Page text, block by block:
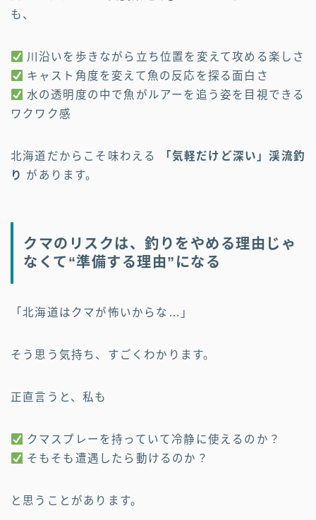
も、
川沿いを歩きながら立ち位置を変えて攻める楽しさ
キャスト角度を変えて魚の反応を探る面白さ
水の透明度の中で魚がルアーを追う姿を目視できる
ワクワク感
北海道だからこそ味わえる
「気軽だけど深い」渓流釣
り があります。
クマのリスクは、釣りをやめる理由じゃ
なくて“準備する理由”になる
「北海道はクマが怖いからな…」
そう思う気持ち、すごくわかります。
正直言うと、私も
クマスプレーを持っていて冷静に使えるのか？
そもそも遭遇したら動けるのか？
と思うことがあります。